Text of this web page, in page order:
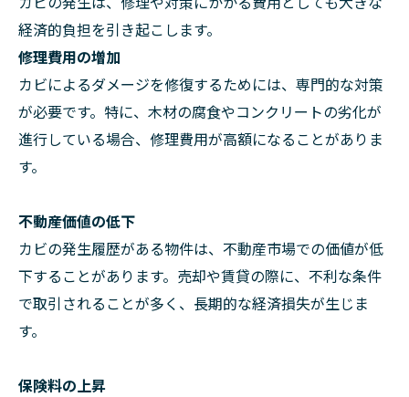
経済的負担を引き起こします。
修理費用の増加
カビによるダメージを修復するためには、専門的な対策
が必要です。特に、木材の腐食やコンクリートの劣化が
進行している場合、修理費用が高額になることがありま
す。
不動産価値の低下
カビの発生履歴がある物件は、不動産市場での価値が低
下することがあります。売却や賃貸の際に、不利な条件
で取引されることが多く、長期的な経済損失が生じま
す。
保険料の上昇